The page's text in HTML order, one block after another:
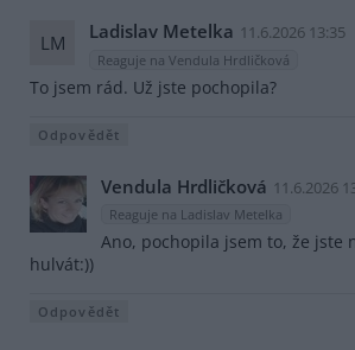
LM Ladislav Metelka 11.6.2026 13:35
Reaguje na Vendula Hrdličková
To jsem rád. Už jste pochopila?
Odpovědět
Vendula Hrdličková 11.6.2026
Reaguje na Ladislav Metelka
Ano, pochopila jsem to, že jste
hulvát:))
Odpovědět